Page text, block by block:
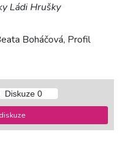
Ládi Hrušky
Boháčová, Profil
Diskuze 0